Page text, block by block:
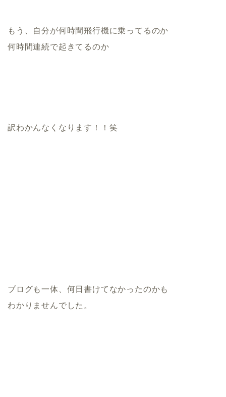
もう、自分が何時間飛行機に乗ってるのか
何時間連続で起きてるのか
訳わかんなくなります！！笑
ブログも一体、何日書けてなかったのかも
わかりませんでした。